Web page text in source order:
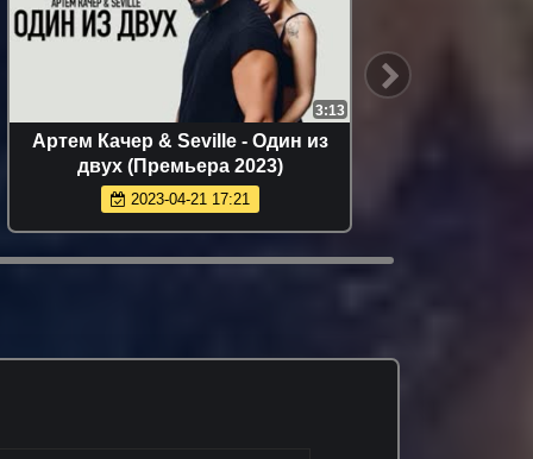
3:13
Артем Качер & Seville - Один из
двух (Премьера 2023)
2023-04-21 17:21